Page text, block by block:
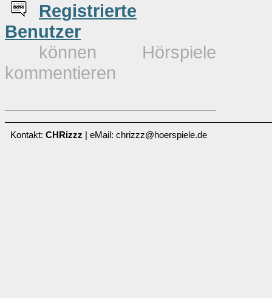
Registrierte
Benutzer
können Hörspiele
kommentieren
Kontakt: CHRizzz | eMail: chrizzz@hoerspiele.de